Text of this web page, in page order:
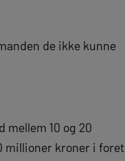
de ikke kunne
10 og 20
millioner kroner i foret